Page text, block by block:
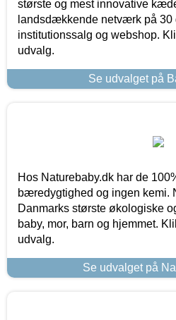
største og mest innovative
landsdækkende netværk på 30
institutionssalg og webshop.
udvalg.
Se udvalget på
Hos Naturebaby.dk har de
bæredygtighed og ingen kemi.
Danmarks største økologiske
baby, mor, barn og hjemmet.
udvalg.
Se udvalget på